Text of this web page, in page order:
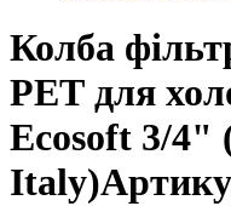
Колба
РЕТ для
Ecosoft 3/4"
Italy)